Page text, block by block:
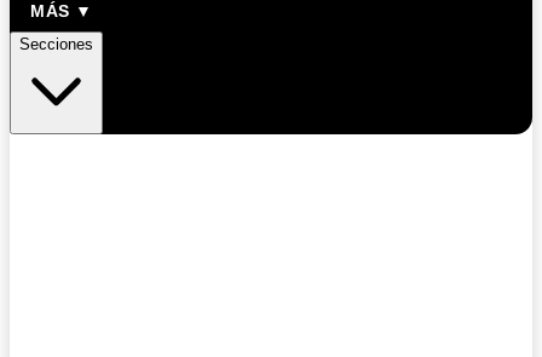
MÁS ▼
Secciones